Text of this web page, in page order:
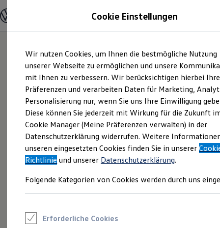
Hauptinhalt
springen
Footer
springen
Modelle und Konfigurator
Modelle vergleichen
Elektroautos
ENERGY Sondermodelle
Nutzfahrzeuge
SUV und CUV
Familienautos
Kombis
Kompaktwagen
Sportwagen
Schnell verfügbare Fahrzeuge
Angebote und Produkte
Aktuelle Angebote
E-Auto-Förderung
Volkswagen Marktplatz
Junge Gebrauchtwagen und Gebrauchtwagen
Saisonangebote
Cookie Einstellungen
Wir nutzen Cookies, um Ihnen die bestmögliche Nutzung
unserer Webseite zu ermöglichen und unsere
mit Ihnen zu verbessern. Wir berücksichtigen hierbei Ihre
Präferenzen und verarbeiten Daten für Marketing,
Personalisierung nur, wenn Sie uns Ihre Einwilligung
Diese können Sie jederzeit mit Wirkung für die Zukunft
Cookie Manager (Meine Präferenzen verwalten) in der
Datenschutzerklärung widerrufen. Weitere
unseren eingesetzten Cookies finden Sie in unserer
Richtlinie und unserer Datenschutzerklärung.
Folgende Kategorien von Cookies werden durch uns
Erforderliche Cookies